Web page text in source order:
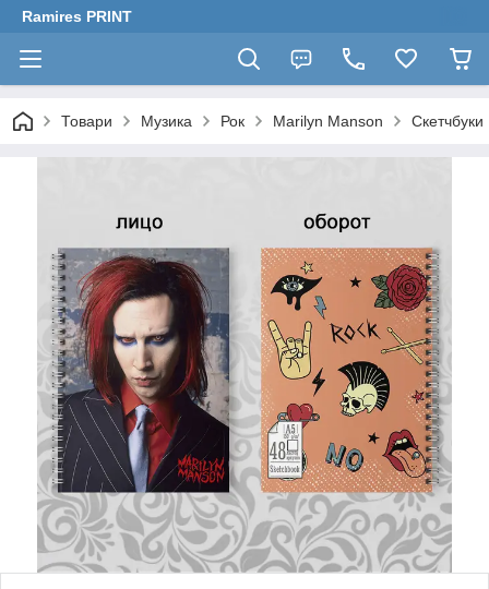
Ramires PRINT
Товари Музика Рок Marilyn Manson